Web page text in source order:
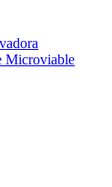
Microviable